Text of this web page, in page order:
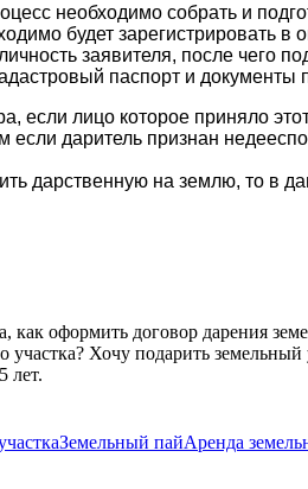
необходимо собрать и
будет зарегистрировать
заявителя, после чего
паспорт и
если лицо которое приняло
если даритель признан
дарственную на землю, то в
оформить договор дарения
участка? Хочу подарить
лет.
Земельный пайАренда